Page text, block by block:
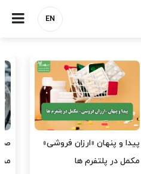
EN
هشدار کانون هموفیلی ایران: